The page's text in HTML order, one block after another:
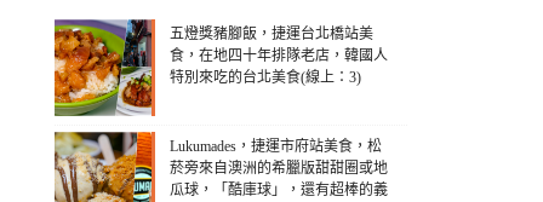
五燈獎豬腳飯，捷運台北橋站美
食，在地四十年排隊老店，韓國人
特別來吃的台北美食(線上：3)
Lukumades，捷運市府站美食，松
菸旁來自澳洲的希臘版甜甜圈或地
瓜球，「酷庫球」，還有超棒的義